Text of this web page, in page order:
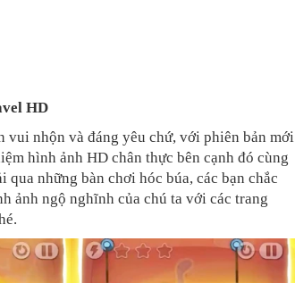
HD
vui nhộn và đáng yêu chứ, với phiên bản mới
hình ảnh HD chân thực bên cạnh đó cùng
qua những bàn chơi hóc búa, các bạn chắc
ảnh ngộ nghĩnh của chú ta với các trang